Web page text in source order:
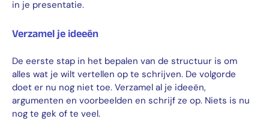
in je presentatie.
Verzamel je ideeën
De eerste stap in het bepalen van de structuur is om
alles wat je wilt vertellen op te schrijven. De volgorde
doet er nu nog niet toe. Verzamel al je ideeën,
argumenten en voorbeelden en schrijf ze op. Niets is nu
nog te gek of te veel.